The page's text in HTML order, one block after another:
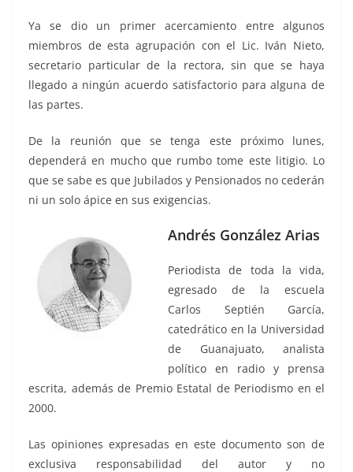
Ya se dio un primer acercamiento entre algunos
miembros de esta agrupación con el Lic. Iván Nieto,
secretario particular de la rectora, sin que se haya
llegado a ningún acuerdo satisfactorio para alguna de
las partes.
De la reunión que se tenga este próximo lunes,
dependerá en mucho que rumbo tome este litigio. Lo
que se sabe es que Jubilados y Pensionados no cederán
ni un solo ápice en sus exigencias.
Andrés González Arias
Periodista de toda la vida,
egresado de la escuela
Carlos Septién García,
catedrático en la Universidad
de Guanajuato, analista
político en radio y prensa
escrita, además de Premio Estatal de Periodismo en el
2000.
Las opiniones expresadas en este documento son de
exclusiva responsabilidad del autor y no